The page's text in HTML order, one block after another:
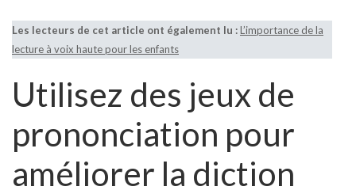
Les lecteurs de cet article ont également lu :L’importance de la
lecture à voix haute pour les enfants
Utilisez des jeux de
prononciation pour
améliorer la diction